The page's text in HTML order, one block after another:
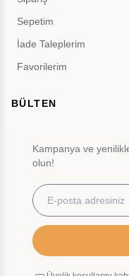
Sepetim
İade Taleplerim
Favorilerim
BÜLTEN
Kampanya ve
olun!